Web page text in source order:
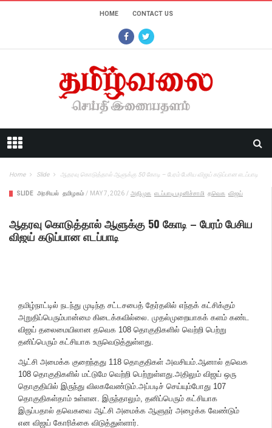
HOME CONTACT US
Home Slide ஆதரவு கொடுத்தால் ஆளுக்கு 50 கோடி – பேரம் பேசிய விஜய் கடுப்பான எடப்பாடி
SLIDE அரசியல் தமிழகம் / MAY 7, 2026 / அதிமுக எடப்பாடி பழனிச்சாமி தவெக விஜய்
ஆதரவு கொடுத்தால் ஆளுக்கு 50 கோடி – பேரம் பேசிய
விஜய் கடுப்பான எடப்பாடி
தமிழ்நாட்டில் நடந்து முடிந்த சட்டசபைத் தேர்தலில் எந்தக் கட்சிக்கும்
அறுதிப்பெரும்பான்மை கிடைக்கவில்லை. முதல்முறையாகக் களம் கண்ட
விஜய் தலைமையிலான தவெக 108 தொகுதிகளில் வெற்றி பெற்று
தனிப்பெரும் கட்சியாக உருவெடுத்துள்ளது.
ஆட்சி அமைக்க குறைந்தது 118 தொகுதிகள் அவசியம்.ஆனால் தவெக
108 தொகுதிகளில் மட்டுமே வெற்றி பெற்றுள்ளது.அதிலும் விஜய் ஒரு
தொகுதியில் இருந்து விலகவேண்டும்.அப்படிச் செய்யும்போது 107
தொகுதிகள்தாம் உள்ளன. இருந்தாலும், தனிப்பெரும் கட்சியாக
இருப்பதால் தவெகவை ஆட்சி அமைக்க ஆளுநர் அழைக்க வேண்டும்
என விஜய் கோரிக்கை விடுத்துள்ளார்.